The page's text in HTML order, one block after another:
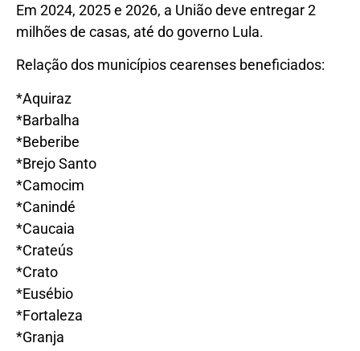
Em 2024, 2025 e 2026, a União deve entregar 2
milhões de casas, até do governo Lula.
Relação dos municípios cearenses beneficiados:
*Aquiraz
*Barbalha
*Beberibe
*Brejo Santo
*Camocim
*Canindé
*Caucaia
*Crateús
*Crato
*Eusébio
*Fortaleza
*Granja